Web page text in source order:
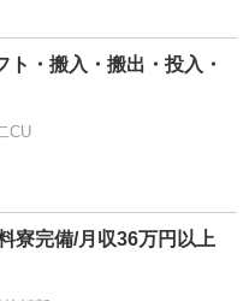
・搬入・搬出・投入・
CU
寮完備/月収36万円以上